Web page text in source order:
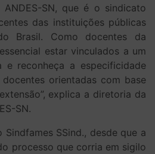
SN, que é o sindicato
das instituições públicas
Brasil. Como docentes da
estar vinculados a um
e reconheça a especificidade
orientadas com base
explica a diretoria da
SN.
SSind., desde que a
processo que corria em sigilo